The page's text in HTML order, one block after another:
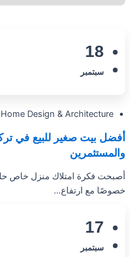
18
سبتمبر
Home Design & Architecture
أفضل بيت صغير للبيع في
والمستثمرين
أصبحت فكرة امتلاك منزل خاص
خصوصًا مع ارتفاع...
17
سبتمبر